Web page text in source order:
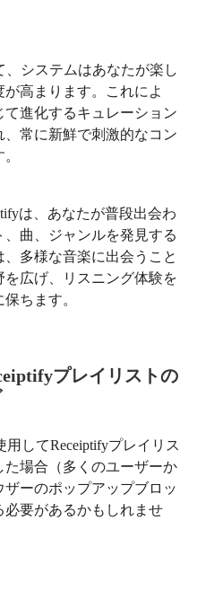
、システムはあなたが楽し
高まります。これによ
進化するキュレーション
常に新鮮で刺激的なコン
は、あなたが普段出会わ
曲、ジャンルを発見する
多様な音楽に出会うこと
広げ、リスニング体験を
ちます。
プレイリストの
用してReceiptifyプレイリス
た場合（多くのユーザーか
ーのポップアップブロッ
必要があるかもしれませ